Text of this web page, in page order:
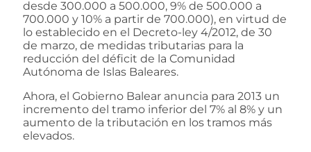
desde 300.000 a 500.000, 9% de 500.000 a
700.000 y 10% a partir de 700.000), en virtud de
lo establecido en el Decreto-ley 4/2012, de 30
de marzo, de medidas tributarias para la
reducción del déficit de la Comunidad
Autónoma de Islas Baleares.
Ahora, el Gobierno Balear anuncia para 2013 un
incremento del tramo inferior del 7% al 8% y un
aumento de la tributación en los tramos más
elevados.